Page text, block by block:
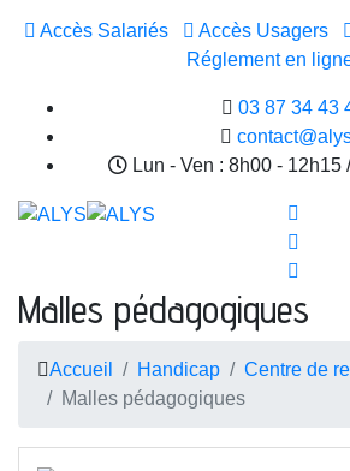
Accès Salariés Accès Usagers
Réglement en
03 87 34 43
Lun - Ven : 8h00 - 12h15
Malles pédagogiques
Accueil Handicap
Centre de
Malles pédagogiques